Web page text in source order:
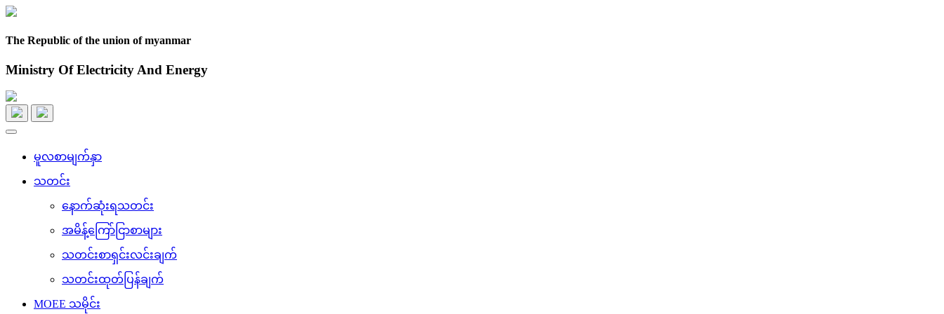
The Republic of the union of myanmar
Ministry Of Electricity And Energy
Toggle
မူလစာမျက်နှာ
သတင်း
နောက်ဆုံးရသတင်း
အမိန့်ကြော်ငြာစာများ
သတင်းစာရှင်းလင်းချက်
သတင်းထုတ်ပြန်ချက်
MOEE သမိုင်း